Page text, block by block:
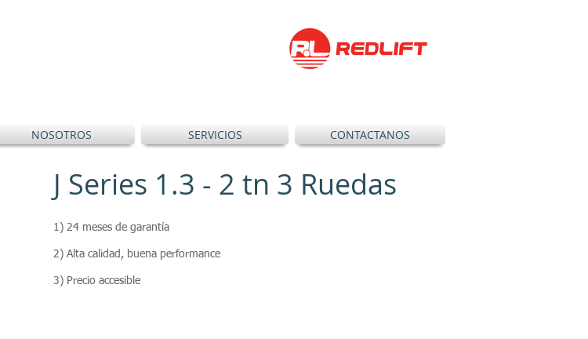
NOSOTROS SERVICIOS CONTACTANOS
J Series 1.3 - 2 tn 3 Ruedas
1) 24 meses de garantía
2) Alta calidad, buena performance
3) Precio accesible